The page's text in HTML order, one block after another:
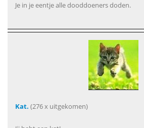
Je in je eentje alle dooddoeners doden.
Kat. (276 x uitgekomen)